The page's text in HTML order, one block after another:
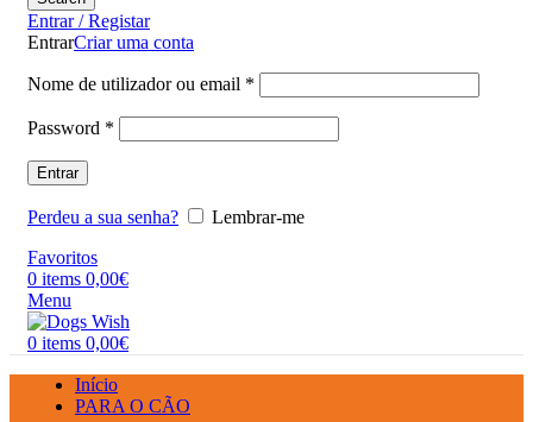
Entrar / Registar
EntrarCriar uma conta
Nome de utilizador ou email *
Password *
Entrar
Perdeu a sua senha?
Lembrar-me
Favoritos
0 items 0,00€
Menu
0 items 0,00€
Início
PARA O CÃO